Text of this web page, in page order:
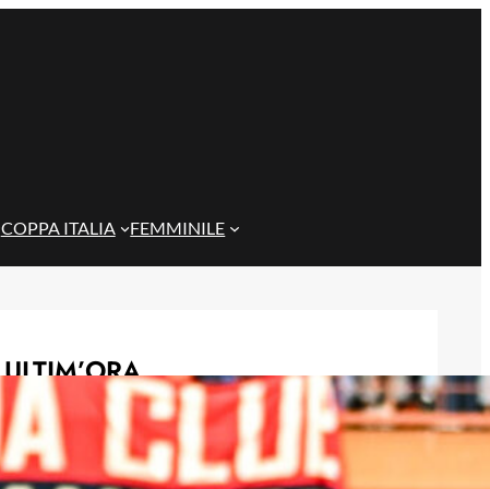
COPPA ITALIA FEMMINILE
ULTIM’ORA
Rientra Østigård, il Genoa prepara il
trittico di sfide al Ferraris
6 Agosto 2026